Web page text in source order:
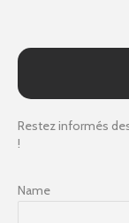
Restez informés
!
Name